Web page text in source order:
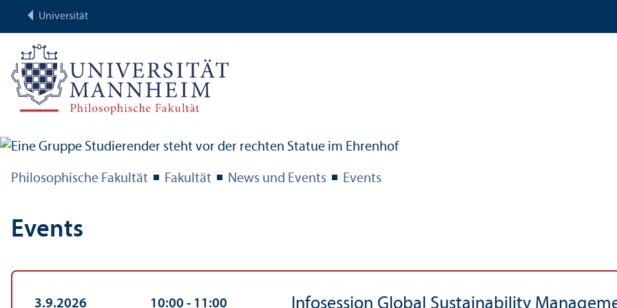
Universität
Philosophische Fakultät Fakultät News und Events Events
Events
3.9.2026 10:00 ‐ 11:00